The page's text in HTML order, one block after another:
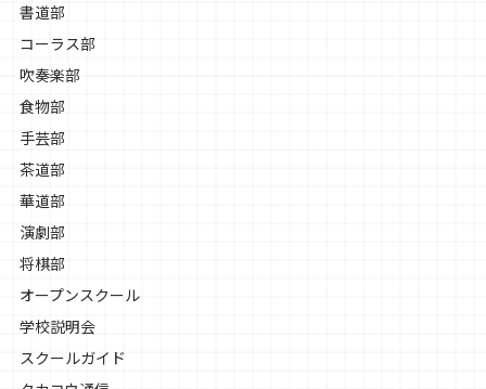
書道部
コーラス部
吹奏楽部
食物部
手芸部
茶道部
華道部
演劇部
将棋部
オープンスクール
学校説明会
スクールガイド